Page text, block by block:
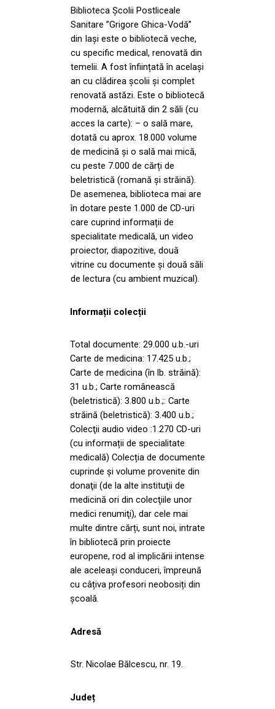
Biblioteca Școlii Postliceale
Sanitare ”Grigore Ghica-Vodă”
din Iași este o bibliotecă veche,
cu specific medical, renovată din
temelii. A fost înființată în același
an cu clădirea școlii și complet
renovată astăzi. Este o bibliotecă
modernă, alcătuită din 2 săli (cu
acces la carte): – o sală mare,
dotată cu aprox. 18.000 volume
de medicină și o sală mai mică,
cu peste 7.000 de cărți de
beletristică (romană și străină).
De asemenea, biblioteca mai are
în dotare peste 1.000 de CD-uri
care cuprind informații de
specialitate medicală, un video
proiector, diapozitive, două
vitrine cu documente și două săli
de lectura (cu ambient muzical).
Informații colecții
Total documente: 29.000 u.b.-uri
Carte de medicina: 17.425 u.b.;
Carte de medicina (în lb. străină):
31 u.b.; Carte românească
(beletristică): 3.800 u.b.;: Carte
străină (beletristică): 3.400 u.b.;
Colecţii audio video :1.270 CD-uri
(cu informații de specialitate
medicală) Colecția de documente
cuprinde și volume provenite din
donaţii (de la alte instituţii de
medicină ori din colecţiile unor
medici renumiţi), dar cele mai
multe dintre cărți, sunt noi, intrate
în bibliotecă prin proiecte
europene, rod al implicării intense
ale aceleași conduceri, împreună
cu câțiva profesori neobosiți din
școală.
Adresă
Str. Nicolae Bălcescu, nr. 19.
Județ